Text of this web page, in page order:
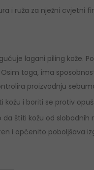
i ruža za nježni cvjetni
lagani piling kože.
toga, ima
proizvodnju
i boriti se protiv
štiti kožu od slobodnih
i općenito poboljšava